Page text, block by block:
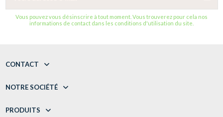
Vous pouvez vous désinscrire à tout moment. Vous trouverez pour cela nos
informations de contact dans les conditions d'utilisation du site.
CONTACT
NOTRE SOCIÉTÉ
PRODUITS